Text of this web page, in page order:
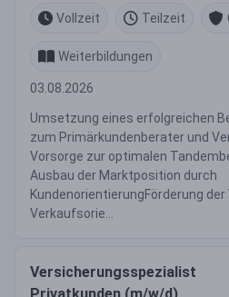
Vollzeit
Teilzeit
Weiterbildungen
03.08.2026
Umsetzung eines erfolgreichen
zum Primärkundenberater und
Vorsorge zur optimalen
Ausbau der Marktposition durch
KundenorientierungFörderung
Verkaufsorie...
Versicherungsspezialist